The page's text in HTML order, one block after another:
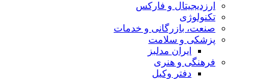
ارزدیجیتال و فارکس
تکنولوژی
صنعت، بازرگانی و خدمات
پزشکی و سلامت
ایران مدلبز
فرهنگی و هنری
دفتر وکیل